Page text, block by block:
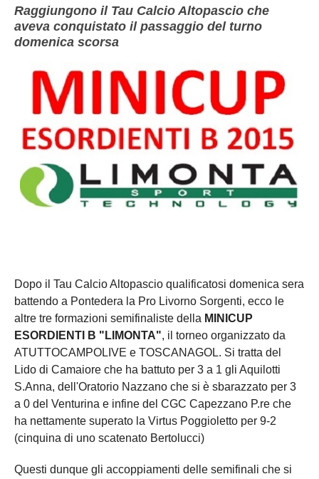
PISA
PISTOIA
SIENA
Calcio femminile
Calcio a 5
Amatori AICS Lucca
Raggiungono il Tau Calcio Altopascio che
aveva conquistato il passaggio del turno
domenica scorsa
Dopo il Tau Calcio Altopascio qualificatosi domenica sera
battendo a Pontedera la Pro Livorno Sorgenti, ecco le
altre tre formazioni semifinaliste della MINICUP
ESORDIENTI B "LIMONTA", il torneo organizzato da
ATUTTOCAMPOLIVE e TOSCANAGOL. Si tratta del
Lido di Camaiore che ha battuto per 3 a 1 gli Aquilotti
S.Anna, dell'Oratorio Nazzano che si è sbarazzato per 3
a 0 del Venturina e infine del CGC Capezzano P.re che
ha nettamente superato la Virtus Poggioletto per 9-2
(cinquina di uno scatenato Bertolucci)
Questi dunque gli accoppiamenti delle semifinali che si